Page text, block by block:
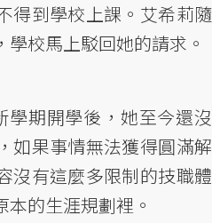
得到學校上課。艾希莉隨
校馬上駁回她的請求。
期開學後，她至今還沒
如果事情無法獲得圓滿解
沒有這麼多限制的技職體
的生涯規劃裡。